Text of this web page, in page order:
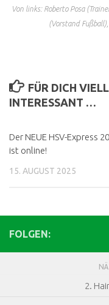
Von links: Roberto Posa
(Vorstand
FÜR DICH
INTERESSANT …
Der NEUE HSV-Express
ist online!
15. AUGUST 2025
FOLGEN:
2.